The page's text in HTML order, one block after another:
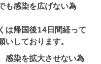
も感染を広げない為
は帰国後14日間経って
しております。
感染を拡大させない為